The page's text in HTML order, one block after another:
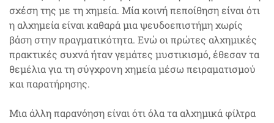
σχέση της με τη χημεία. Μία κοινή πεποίθηση είναι ότι
η αλχημεία είναι καθαρά μια ψευδοεπιστήμη χωρίς
βάση στην πραγματικότητα. Ενώ οι πρώτες αλχημικές
πρακτικές συχνά ήταν γεμάτες μυστικισμό, έθεσαν τα
θεμέλια για τη σύγχρονη χημεία μέσω πειραματισμού
και παρατήρησης.
Μια άλλη παρανόηση είναι ότι όλα τα αλχημικά φίλτρα